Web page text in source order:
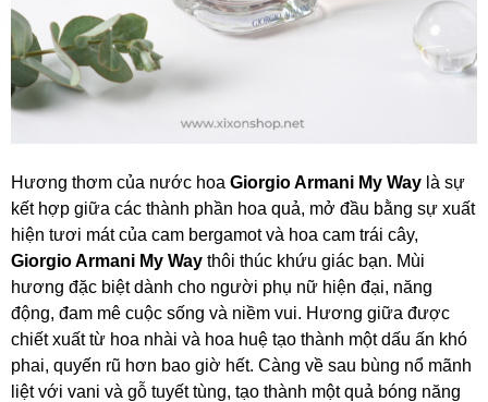
Hương thơm của nước hoa Giorgio Armani My Way là sự
kết hợp giữa các thành phần hoa quả, mở đầu bằng sự xuất
hiện tươi mát của cam bergamot và hoa cam trái cây,
Giorgio Armani My Way thôi thúc khứu giác bạn. Mùi
hương đặc biệt dành cho người phụ nữ hiện đại, năng
động, đam mê cuộc sống và niềm vui. Hương giữa được
chiết xuất từ hoa nhài và hoa huệ tạo thành một dấu ấn khó
phai, quyến rũ hơn bao giờ hết. Càng về sau bùng nổ mãnh
liệt với vani và gỗ tuyết tùng, tạo thành một quả bóng năng